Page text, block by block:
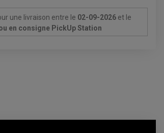
une livraison entre le 02-09-2026 et le
en consigne PickUp Station